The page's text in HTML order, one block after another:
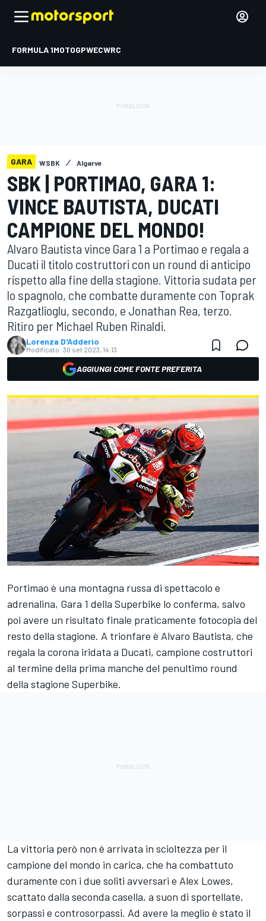
FORMULA 1MOTOGPWECWRC
GARA WSBK Algarve
SBK | PORTIMAO, GARA 1:
VINCE BAUTISTA, DUCATI
CAMPIONE DEL MONDO!
Alvaro Bautista vince Gara 1 a Portimao e regala a
Ducati il titolo costruttori con un round di anticipo
rispetto alla fine della stagione. Vittoria sudata per
lo spagnolo, che combatte duramente con Toprak
Razgatlioglu, secondo, e Jonathan Rea, terzo.
Ritiro per Michael Ruben Rinaldi.
Lorenza D'Adderio
Modificato: 30 set 2023, 14:13
AGGIUNGI COME FONTE PREFERITA
Portimao è una montagna russa di spettacolo e
adrenalina, Gara 1 della Superbike lo conferma, salvo
poi avere un risultato finale praticamente fotocopia del
resto della stagione. A trionfare è Alvaro Bautista, che
regala la corona iridata a Ducati, campione costruttori
al termine della prima manche del penultimo round
della stagione Superbike.
La vittoria però non è arrivata in scioltezza per il
campione del mondo in carica, che ha combattuto
duramente con i due soliti avversari e Alex Lowes,
scattato dalla seconda casella, a suon di sportellate,
sorpassi e controsorpassi. Ad avere la meglio è stato il